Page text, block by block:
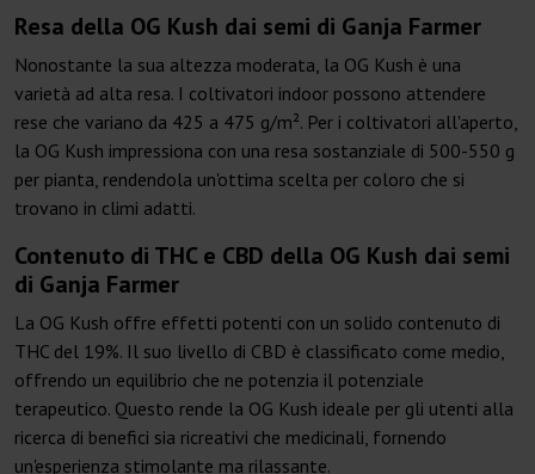
Resa della OG Kush dai semi di Ganja Farmer
Nonostante la sua altezza moderata, la OG Kush è una
varietà ad alta resa. I coltivatori indoor possono attendere
rese che variano da 425 a 475 g/m². Per i coltivatori all'aperto,
la OG Kush impressiona con una resa sostanziale di 500-550 g
per pianta, rendendola un'ottima scelta per coloro che si
trovano in climi adatti.
Contenuto di THC e CBD della OG Kush dai semi
di Ganja Farmer
La OG Kush offre effetti potenti con un solido contenuto di
THC del 19%. Il suo livello di CBD è classificato come medio,
offrendo un equilibrio che ne potenzia il potenziale
terapeutico. Questo rende la OG Kush ideale per gli utenti alla
ricerca di benefici sia ricreativi che medicinali, fornendo
un'esperienza stimolante ma rilassante.